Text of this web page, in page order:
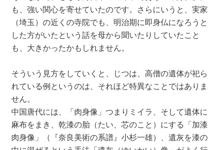
も、強い関心を寄せていたのです。さらにいうと、実家
（埼玉）の近くの寺院でも、明治期に即身仏になろうと
した方がいたという話を母から聞いたりしていたこと
も、大きかったかもしれません。
そういう見方をしていくと、じつは、高僧の遺体が祀ら
れている例というのは、それほど特異なことではありま
せん。
中国唐代には、「肉身像」つまりミイラ、そして遺体に
麻布をまき、乾漆の胎（たい、芯のこと）にする「加漆
肉身像」（『奈良美術の系譜』小杉一雄）、遺灰を漆の